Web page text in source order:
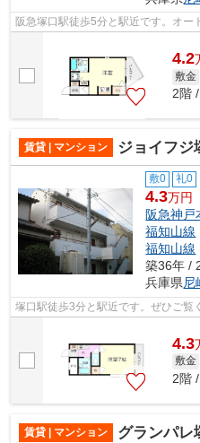
阪急塚口駅徒歩5分と駅近です。オー
4.2
敷金
2階
賃貸 | マンション ジョイフジ
敷0 礼0
4.3万円
阪急神戸
福知山線
福知山線
築36年 /
兵庫県尼
塚口駅徒歩3分と駅近です。ぜひご覧
4.3
敷金
2階
賃貸 | マンション グランパレ